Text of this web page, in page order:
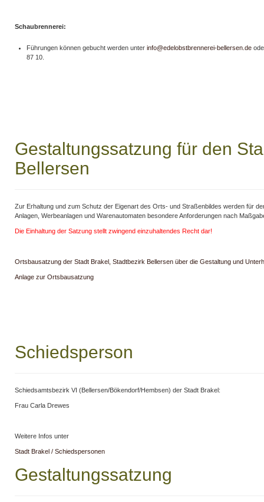
Schaubrennerei:
Führungen können gebucht werden unter info@edelobstbrennerei-bellersen.de
87 10.
Gestaltungssatzung für den
Bellersen
Zur Erhaltung und zum Schutz der Eigenart des Orts- und Straßenbildes werden für
Anlagen, Werbeanlagen und Warenautomaten besondere Anforderungen nach
Die Einhaltung der Satzung stellt zwingend einzuhaltendes Recht dar!
Ortsbausatzung der Stadt Brakel, Stadtbezirk Bellersen über die Gestaltung und
Anlage zur Ortsbausatzung
Schiedsperson
Schiedsamtsbezirk VI (Bellersen/Bökendorf/Hembsen) der Stadt Brakel:
Frau Carla Drewes
Weitere Infos unter
Stadt Brakel / Schiedspersonen
Gestaltungssatzung